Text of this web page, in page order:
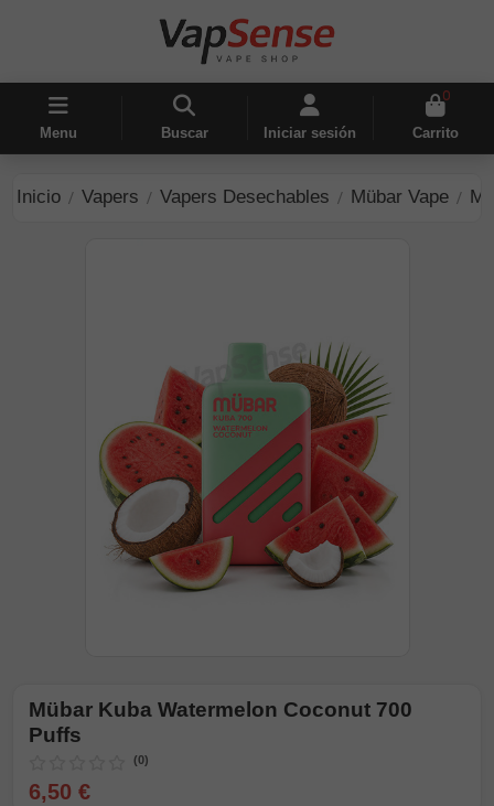
Menu Buscar Iniciar sesión
0
Carrito
Inicio Vapers Vapers Desechables Mübar Vape
Mübar Kuba Watermelon Coconut 700
Puffs
(0)
6,50 €